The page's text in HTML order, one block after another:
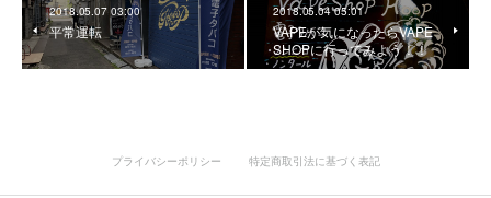
2018.05.07 03:00
平常運転
2018.05.04 05:01
VAPEが気になったらVAPE
SHOPに行ってみよう！！
プライバシーポリシー 特定商取引法に基づく表記